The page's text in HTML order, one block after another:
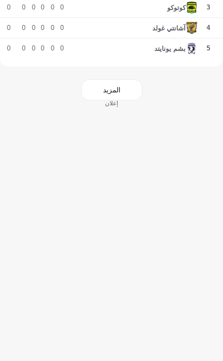
3 كوتوكو 0
0
0
0
0
0
4 آشانتي غولد 0
0
0
0
0
0
5 بشم يونايتد 0
0
0
0
0
0
المزيد
إعلان